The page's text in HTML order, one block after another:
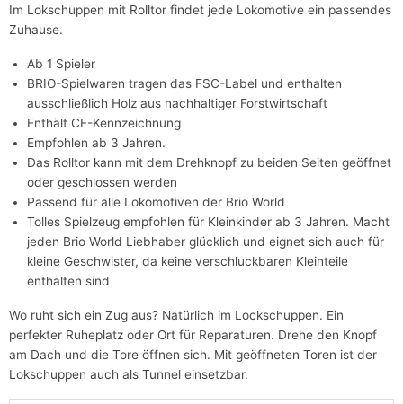
Im Lokschuppen mit Rolltor findet jede Lokomotive ein passendes
Zuhause.
Ab 1 Spieler
BRIO-Spielwaren tragen das FSC-Label und enthalten
ausschließlich Holz aus nachhaltiger Forstwirtschaft
Enthält CE-Kennzeichnung
Empfohlen ab 3 Jahren.
Das Rolltor kann mit dem Drehknopf zu beiden Seiten geöffnet
oder geschlossen werden
Passend für alle Lokomotiven der Brio World
Tolles Spielzeug empfohlen für Kleinkinder ab 3 Jahren. Macht
jeden Brio World Liebhaber glücklich und eignet sich auch für
kleine Geschwister, da keine verschluckbaren Kleinteile
enthalten sind
Wo ruht sich ein Zug aus? Natürlich im Lockschuppen. Ein
perfekter Ruheplatz oder Ort für Reparaturen. Drehe den Knopf
am Dach und die Tore öffnen sich. Mit geöffneten Toren ist der
Lokschuppen auch als Tunnel einsetzbar.